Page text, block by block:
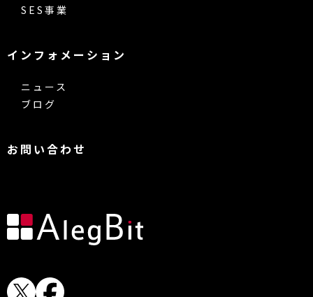
SES事業
インフォメーション
ニュース
ブログ
お問い合わせ